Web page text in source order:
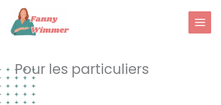
contenu
Pour les particuliers